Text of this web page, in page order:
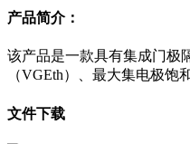
产品简介：
该产品是一款具有集成门极
（VGEth）、最大集电极饱
文件下载